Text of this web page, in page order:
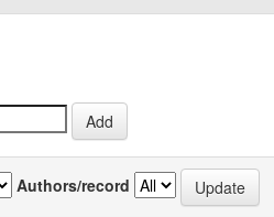
Authors/record